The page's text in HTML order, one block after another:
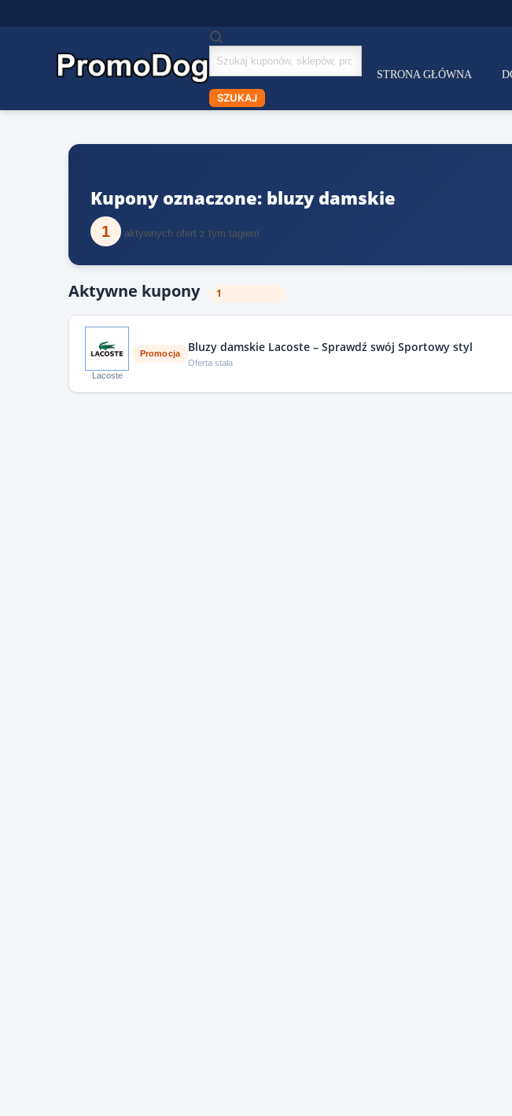
Szukaj
kuponów
SZUKAJ
STRONA GŁÓWNA
Kupony oznaczone: bluzy damskie
1 aktywnych ofert z tym tagiem
Aktywne kupony 1
Lacoste
Promocja Bluzy damskie Lacoste – Sprawdź swój Sportowy styl
Oferta stała